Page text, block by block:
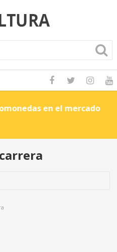
en el mercado